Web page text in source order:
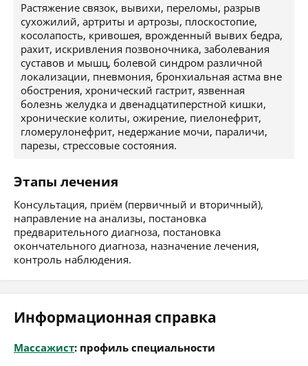
Растяжение связок, вывихи, переломы, разрыв
сухожилий, артриты и артрозы, плоскостопие,
косолапость, кривошея, врожденный вывих бедра,
рахит, искривления позвоночника, заболевания
суставов и мышц, болевой синдром различной
локализации, пневмония, бронхиальная астма вне
обострения, хронический гастрит, язвенная
болезнь желудка и двенадцатиперстной кишки,
хронические колиты, ожирение, пиелонефрит,
гломерулонефрит, недержание мочи, параличи,
парезы, стрессовые состояния.
Этапы лечения
Консультация, приём (первичный и вторичный),
направление на анализы, постановка
предварительного диагноза, постановка
окончательного диагноза, назначение лечения,
контроль наблюдения.
Информационная справка
Массажист: профиль специальности